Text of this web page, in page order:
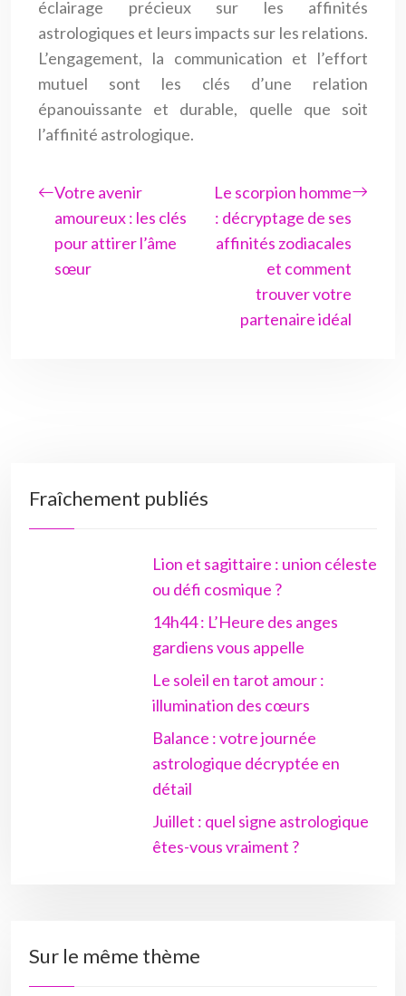
éclairage précieux sur les affinités
astrologiques et leurs impacts sur les relations.
L’engagement, la communication et l’effort
mutuel sont les clés d’une relation
épanouissante et durable, quelle que soit
l’affinité astrologique.
Votre avenir
amoureux : les clés
pour attirer l’âme
sœur
Le scorpion homme
: décryptage de ses
affinités zodiacales
et comment
trouver votre
partenaire idéal
Fraîchement publiés
Lion et sagittaire : union céleste
ou défi cosmique ?
14h44 : L’Heure des anges
gardiens vous appelle
Le soleil en tarot amour :
illumination des cœurs
Balance : votre journée
astrologique décryptée en
détail
Juillet : quel signe astrologique
êtes-vous vraiment ?
Sur le même thème